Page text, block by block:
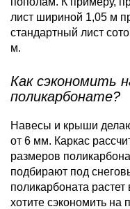
лист шириной 1,05 м
стандартный лист
м.
Как сэкономить
поликарбонате?
Навесы и крыши
от 6 мм. Каркас
размеров
подбирают под
поликарбоната
хотите сэкономить на